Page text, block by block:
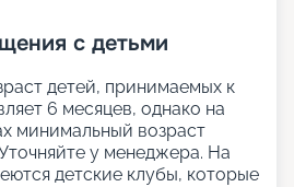
с детьми
детей, принимаемых к
6 месяцев, однако на
минимальный возраст
у менеджера. На
детские клубы, которые